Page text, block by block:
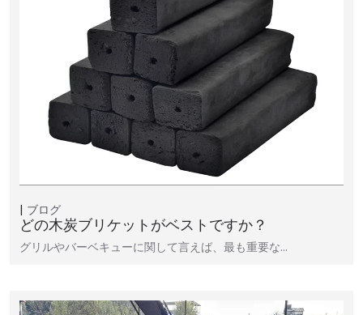
ブログ
どの木炭ブリケットがベストですか？
グリルやバーベキューに関して言えば、最も重要な…